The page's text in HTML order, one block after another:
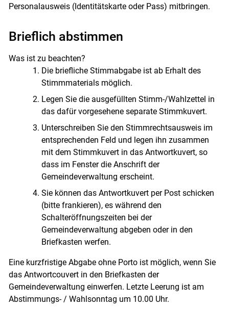
Personalausweis (Identitätskarte oder Pass) mitbringen.
Brieflich abstimmen
Was ist zu beachten?
Die briefliche Stimmabgabe ist ab Erhalt des
Stimmmaterials möglich.
Legen Sie die ausgefüllten Stimm-/Wahlzettel in
das dafür vorgesehene separate Stimmkuvert.
Unterschreiben Sie den Stimmrechtsausweis im
entsprechenden Feld und legen ihn zusammen
mit dem Stimmkuvert in das Antwortkuvert, so
dass im Fenster die Anschrift der
Gemeindeverwaltung erscheint.
Sie können das Antwortkuvert per Post schicken
(bitte frankieren), es während den
Schalteröffnungszeiten bei der
Gemeindeverwaltung abgeben oder in den
Briefkasten werfen.
Eine kurzfristige Abgabe ohne Porto ist möglich, wenn Sie
das Antwortcouvert in den Briefkasten der
Gemeindeverwaltung einwerfen. Letzte Leerung ist am
Abstimmungs- / Wahlsonntag um 10.00 Uhr.